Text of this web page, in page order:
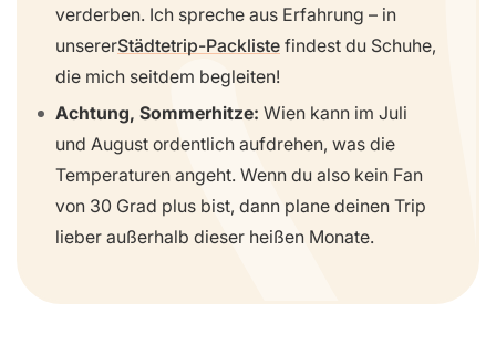
verderben. Ich spreche aus Erfahrung – in
unsererStädtetrip-Packliste findest du Schuhe,
die mich seitdem begleiten!
Achtung, Sommerhitze: Wien kann im Juli
und August ordentlich aufdrehen, was die
Temperaturen angeht. Wenn du also kein Fan
von 30 Grad plus bist, dann plane deinen Trip
lieber außerhalb dieser heißen Monate.